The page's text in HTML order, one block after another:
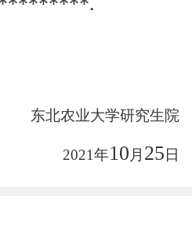
东北农业大学研究生院
2021年10 月 25 日